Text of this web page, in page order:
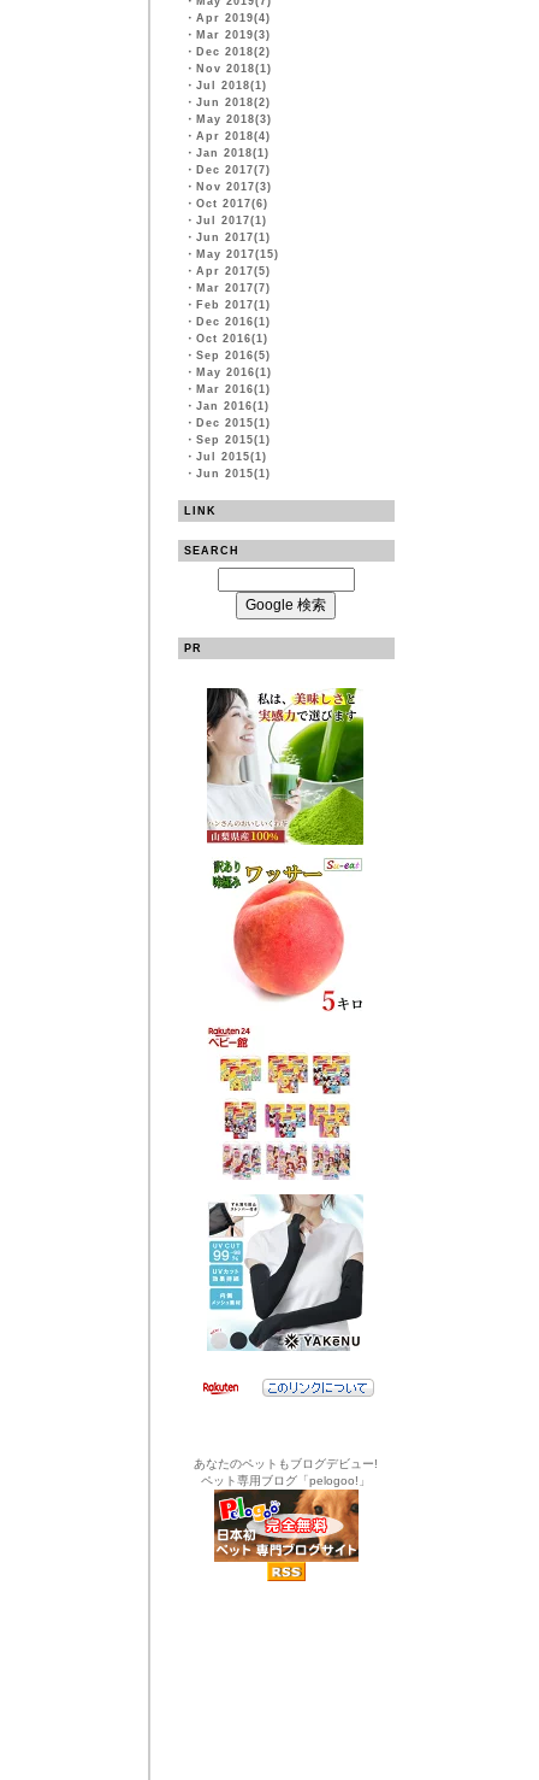
・ Apr 2019(4)
・ Mar 2019(3)
・ Dec 2018(2)
・ Nov 2018(1)
・ Jul 2018(1)
・ Jun 2018(2)
・ May 2018(3)
・ Apr 2018(4)
・ Jan 2018(1)
・ Dec 2017(7)
・ Nov 2017(3)
・ Oct 2017(6)
・ Jul 2017(1)
・ Jun 2017(1)
・ May 2017(15)
・ Apr 2017(5)
・ Mar 2017(7)
・ Feb 2017(1)
・ Dec 2016(1)
・ Oct 2016(1)
・ Sep 2016(5)
・ May 2016(1)
・ Mar 2016(1)
・ Jan 2016(1)
・ Dec 2015(1)
・ Sep 2015(1)
・ Jul 2015(1)
・ Jun 2015(1)
LINK
SEARCH
PR
あなたのペットもブログデビュー!
ペット専用ブログ「pelogoo!」